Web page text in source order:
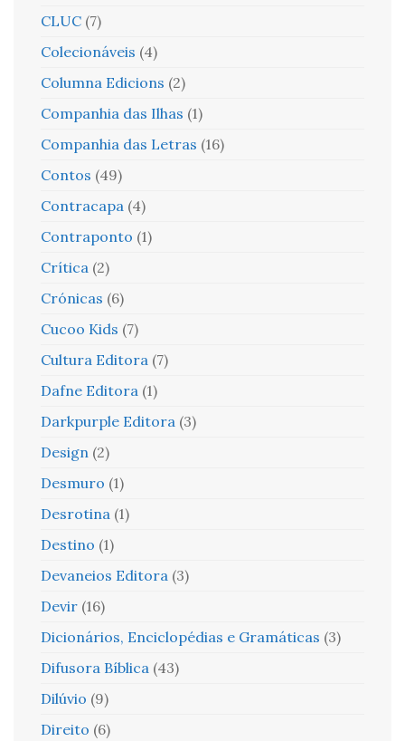
CLUC (7)
Colecionáveis (4)
Columna Edicions (2)
Companhia das Ilhas (1)
Companhia das Letras (16)
Contos (49)
Contracapa (4)
Contraponto (1)
Crítica (2)
Crónicas (6)
Cucoo Kids (7)
Cultura Editora (7)
Dafne Editora (1)
Darkpurple Editora (3)
Design (2)
Desmuro (1)
Desrotina (1)
Destino (1)
Devaneios Editora (3)
Devir (16)
Dicionários, Enciclopédias e Gramáticas (3)
Difusora Bíblica (43)
Dilúvio (9)
Direito (6)